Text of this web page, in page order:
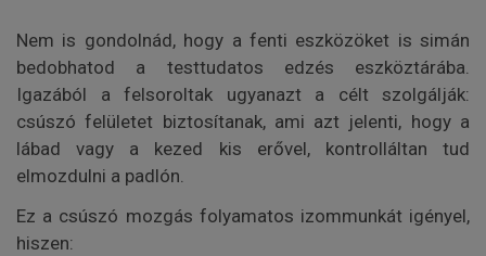
Nem is gondolnád, hogy a fenti eszközöket is simán
bedobhatod a testtudatos edzés eszköztárába.
Igazából a felsoroltak ugyanazt a célt szolgálják:
csúszó felületet biztosítanak, ami azt jelenti, hogy a
lábad vagy a kezed kis erővel, kontrolláltan tud
elmozdulni a padlón.
Ez a csúszó mozgás folyamatos izommunkát igényel,
hiszen: